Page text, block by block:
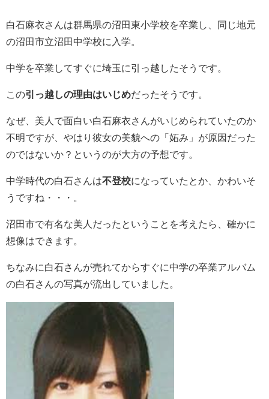
白石麻衣さんは群馬県の沼田東小学校を卒業し、同じ地元
の沼田市立沼田中学校に入学。
中学を卒業してすぐに埼玉に引っ越したそうです。
この引っ越しの理由はいじめだったそうです。
なぜ、美人で面白い白石麻衣さんがいじめられていたのか
不明ですが、やはり彼女の美貌への「妬み」が原因だった
のではないか？というのが大方の予想です。
中学時代の白石さんは不登校になっていたとか、かわいそ
うですね・・・。
沼田市で有名な美人だったということを考えたら、確かに
想像はできます。
ちなみに白石さんが売れてからすぐに中学の卒業アルバム
の白石さんの写真が流出していました。